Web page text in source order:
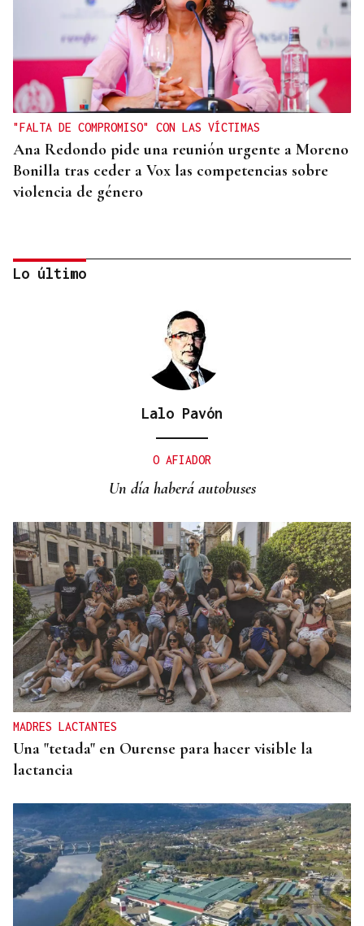
"FALTA DE COMPROMISO" CON LAS VÍCTIMAS
Ana Redondo pide una reunión urgente a Moreno
Bonilla tras ceder a Vox las competencias sobre
violencia de género
Gráfico | España roza los 50 millones de habitantes
Lo último
Lalo Pavón
O AFIADOR
Un día haberá autobuses
MADRES LACTANTES
Una "tetada" en Ourense para hacer visible la
lactancia